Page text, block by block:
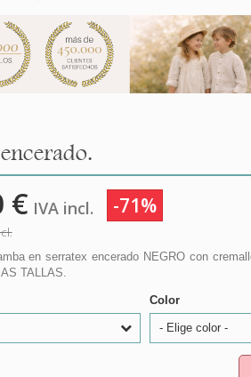
€ IVA incl. -71%
en serratex encerado NEGRO con
TALLAS.
Color
- Elige color -